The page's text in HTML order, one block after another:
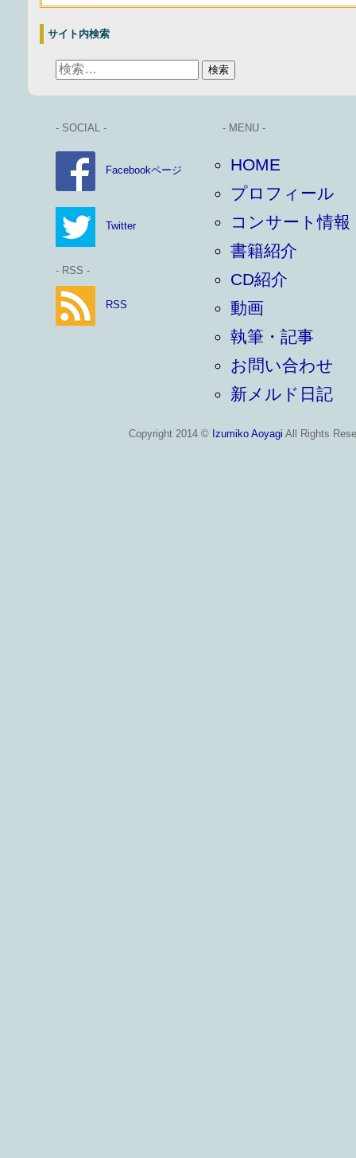
サイト内検索
- SOCIAL -
Facebookページ
Twitter
- RSS -
RSS
- MENU -
HOME
プロフィール
コンサート情報
書籍紹介
CD紹介
動画
執筆・記事
お問い合わせ
新メルド日記
Copyright 2014 © Izumiko Aoyagi All Rights